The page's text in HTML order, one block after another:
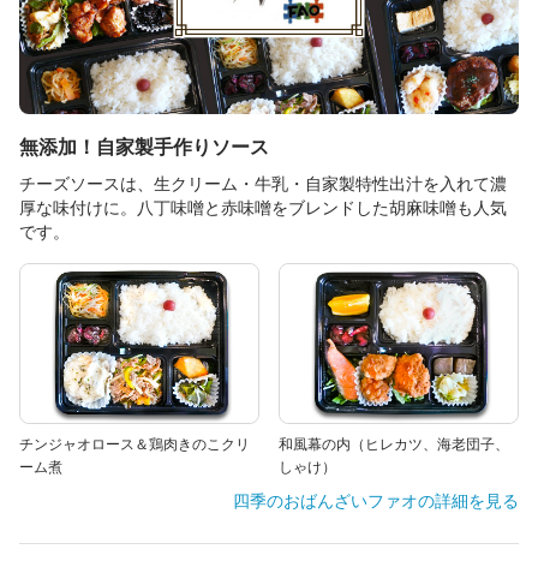
無添加！自家製手作りソース
チーズソースは、生クリーム・牛乳・自家製特性出汁を入れて濃
厚な味付けに。八丁味噌と赤味噌をブレンドした胡麻味噌も人気
です。
チンジャオロース＆鶏肉きのこクリ
ーム煮
和風幕の内（ヒレカツ、海老団子、
しゃけ）
四季のおばんざいファオの詳細を見る